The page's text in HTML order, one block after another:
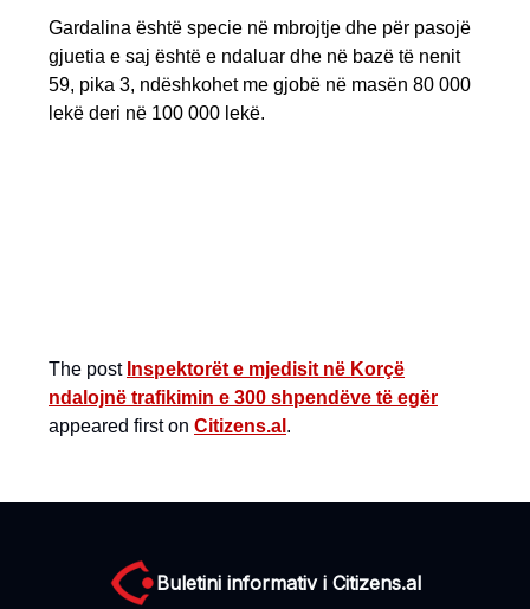
Gardalina është specie në mbrojtje dhe për pasojë
gjuetia e saj është e ndaluar dhe në bazë të nenit
59, pika 3, ndëshkohet me gjobë në masën 80 000
lekë deri në 100 000 lekë.
The post Inspektorët e mjedisit në Korçë
ndalojnë trafikimin e 300 shpendëve të egër
appeared first on Citizens.al .
Buletini informativ i Citizens.al